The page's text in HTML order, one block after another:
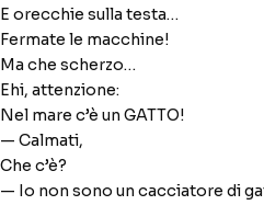
E orecchie sulla testa…
Fermate le macchine!
Ma che scherzo…
Ehi, attenzione:
Nel mare c’è un GATTO!
— Calmati,
Che c’è?
— Io non sono un cacciatore di